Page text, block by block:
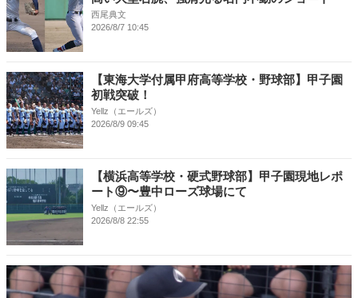
西尾典文
2026/8/7 10:45
【東海大学付属甲府高等学校・野球部】甲子園
初戦突破！
Yellz（エールズ）
2026/8/9 09:45
【横浜高等学校・硬式野球部】甲子園現地レポ
ート⑨〜豊中ローズ球場にて
Yellz（エールズ）
2026/8/8 22:55